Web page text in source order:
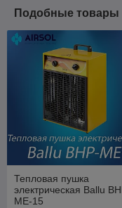
Подобные товары
Тепловая пушка
электрическая Ballu
ME-15